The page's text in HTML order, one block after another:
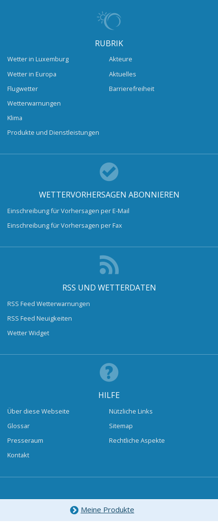
RUBRIK
Wetter in Luxemburg
Wetter in Europa
Flugwetter
Wetterwarnungen
Klima
Produkte und Dienstleistungen
Akteure
Aktuelles
Barrierefreiheit
WETTERVORHERSAGEN ABONNIEREN
Einschreibung für Vorhersagen per E-Mail
Einschreibung für Vorhersagen per Fax
RSS UND WETTERDATEN
RSS Feed Wetterwarnungen
RSS Feed Neuigkeiten
Wetter Widget
HILFE
Über diese Webseite
Glossar
Presseraum
Kontakt
Nützliche Links
Sitemap
Rechtliche Aspekte
Meine Produkte